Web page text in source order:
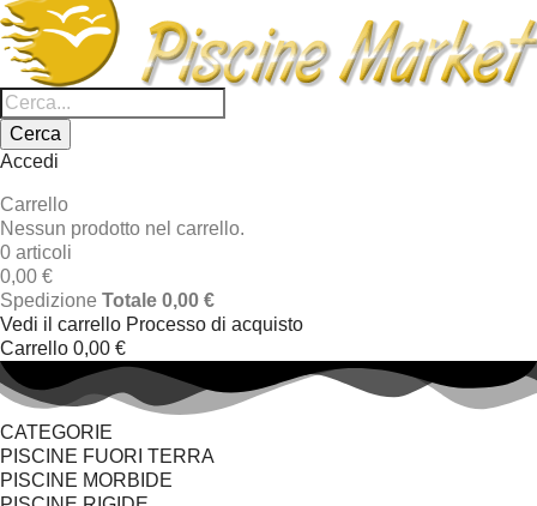
Cerca
Accedi
Carrello
Nessun prodotto nel carrello.
0 articoli
0,00 €
Spedizione Totale 0,00 €
Vedi il carrello Processo di acquisto
Carrello 0,00 €
CATEGORIE
PISCINE FUORI TERRA
PISCINE MORBIDE